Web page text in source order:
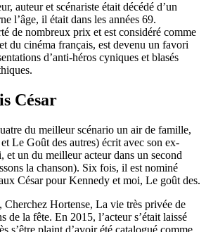
auteur et scénariste était décédé d’un
l’âge, il était dans les années 69.
de nombreux prix et est considéré comme
du cinéma français, est devenu un favori
d’anti-héros cyniques et blasés
César
du meilleur scénario un air de famille,
Le Goût des autres) écrit avec son ex-
et un du meilleur acteur dans un second
la chanson). Six fois, il est nominé
César pour Kennedy et moi, Le goût des.
Cherchez Hortense, La vie très privée de
de la fête. En 2015, l’acteur s’était laissé